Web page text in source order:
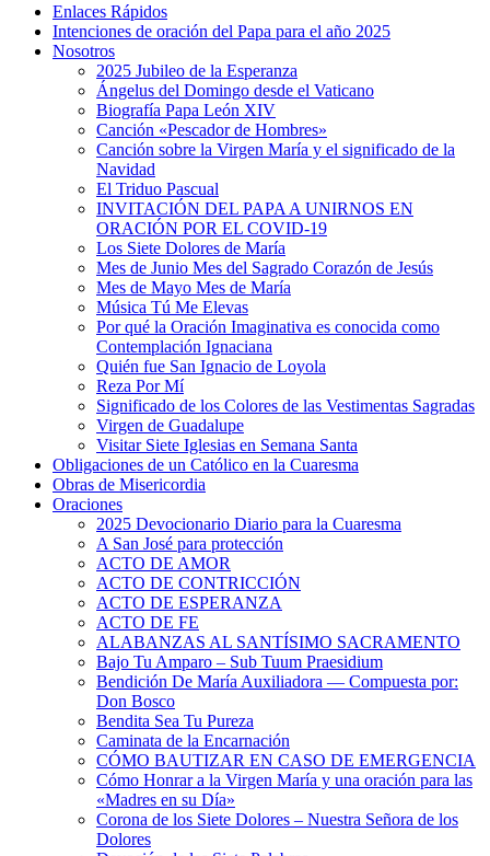
Enlaces Rápidos
Intenciones de oración del Papa para el año 2025
Nosotros
2025 Jubileo de la Esperanza
Ángelus del Domingo desde el Vaticano
Biografía Papa León XIV
Canción «Pescador de Hombres»
Canción sobre la Virgen María y el significado de la
Navidad
El Triduo Pascual
INVITACIÓN DEL PAPA A UNIRNOS EN
ORACIÓN POR EL COVID-19
Los Siete Dolores de María
Mes de Junio Mes del Sagrado Corazón de Jesús
Mes de Mayo Mes de María
Música Tú Me Elevas
Por qué la Oración Imaginativa es conocida como
Contemplación Ignaciana
Quién fue San Ignacio de Loyola
Reza Por Mí
Significado de los Colores de las Vestimentas Sagradas
Virgen de Guadalupe
Visitar Siete Iglesias en Semana Santa
Obligaciones de un Católico en la Cuaresma
Obras de Misericordia
Oraciones
2025 Devocionario Diario para la Cuaresma
A San José para protección
ACTO DE AMOR
ACTO DE CONTRICCIÓN
ACTO DE ESPERANZA
ACTO DE FE
ALABANZAS AL SANTÍSIMO SACRAMENTO
Bajo Tu Amparo – Sub Tuum Praesidium
Bendición De María Auxiliadora — Compuesta por:
Don Bosco
Bendita Sea Tu Pureza
Caminata de la Encarnación
CÓMO BAUTIZAR EN CASO DE EMERGENCIA
Cómo Honrar a la Virgen María y una oración para las
«Madres en su Día»
Corona de los Siete Dolores – Nuestra Señora de los
Dolores